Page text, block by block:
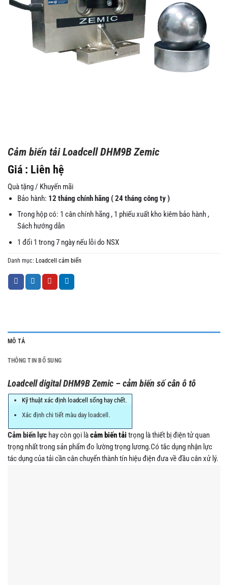
Cảm biến tải Loadcell DHM9B Zemic
Giá : Liên hệ
Quà tặng / Khuyến mãi
Bảo hành: 12 tháng chính hãng ( 24 tháng công ty )
Trong hộp có: 1 cân chính hãng , 1 phiếu xuất kho kiêm bảo hành ,
Sách hướng dẫn
1 đổi 1 trong 7 ngày nếu lỗi do NSX
Danh mục: Loadcell cảm biến
MÔ TẢ
THÔNG TIN BỔ SUNG
Loadcell digital DHM9B Zemic – cảm biến số cân ô tô
Kỹ thuật xác định loadcell sống hay chết.
Xác định chi tiết màu day loadcell.
Cảm biến lực hay còn gọi làcảm biến tải trọng là thiết bị điện tử quan
trọng nhất trong sản phẩm đo lường trọng lương.Có tắc dụng nhận lực
tác dụng của tải cần cân chuyển thành tín hiệu điện đưa về đầu cân xử lý.